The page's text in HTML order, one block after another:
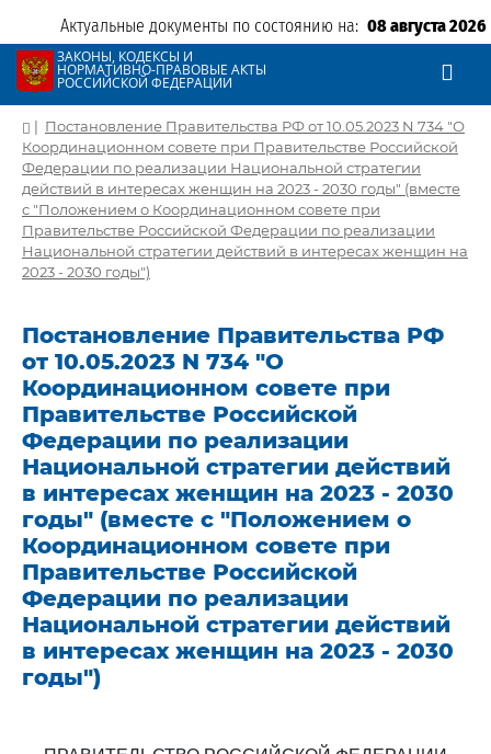
Актуальные документы по состоянию на: 08 августа 2026
ЗАКОНЫ, КОДЕКСЫ И
НОРМАТИВНО-ПРАВОВЫЕ АКТЫ
РОССИЙСКОЙ ФЕДЕРАЦИИ
| Постановление Правительства РФ от 10.05.2023 N 734 "О
Координационном совете при Правительстве Российской
Федерации по реализации Национальной стратегии
действий в интересах женщин на 2023 - 2030 годы" (вместе
с "Положением о Координационном совете при
Правительстве Российской Федерации по реализации
Национальной стратегии действий в интересах женщин на
2023 - 2030 годы")
Постановление Правительства РФ
от 10.05.2023 N 734 "О
Координационном совете при
Правительстве Российской
Федерации по реализации
Национальной стратегии действий
в интересах женщин на 2023 - 2030
годы" (вместе с "Положением о
Координационном совете при
Правительстве Российской
Федерации по реализации
Национальной стратегии действий
в интересах женщин на 2023 - 2030
годы")